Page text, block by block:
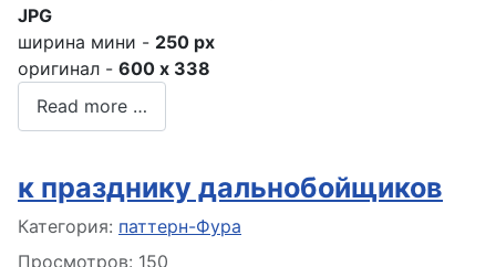
JPG
ширина мини - 250 px
оригинал - 600 x 338
Read more …
к празднику дальнобойщиков
Информация о материале
Категория: паттерн-Фура
Просмотров: 150